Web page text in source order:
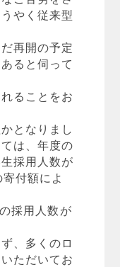
やく従来型
再開の予定
ると伺って
ることをお
となりまし
は、年度の
採用人数が
付額によ
採用人数が
、多くのロ
ただいてお